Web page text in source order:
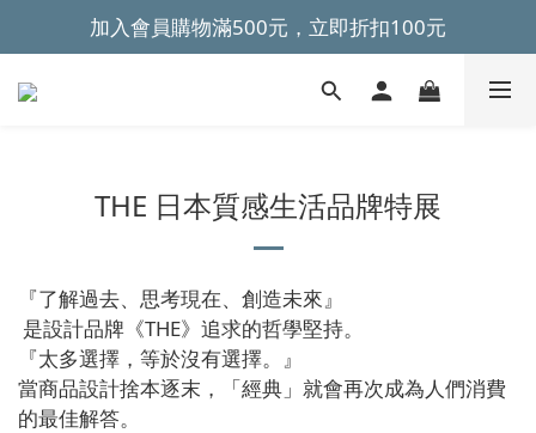
~全館滿499元免運~
加入會員購物滿500元，立即折扣100元
~全館滿499元免運~
THE 日本質感生活品牌特展
『了解過去、思考現在、創造未來』
是設計品牌《THE》追求的哲學堅持。
『太多選擇，等於沒有選擇。』
當商品設計捨本逐末，「經典」就會再次成為人們消費
的最佳解答。